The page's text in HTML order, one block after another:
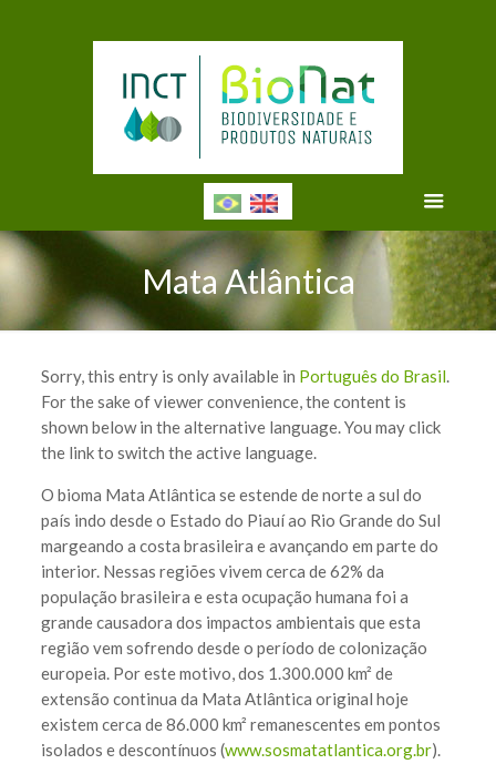
Mata Atlântica
Sorry, this entry is only available in Português do Brasil.
For the sake of viewer convenience, the content is
shown below in the alternative language. You may click
the link to switch the active language.
O bioma Mata Atlântica se estende de norte a sul do
país indo desde o Estado do Piauí ao Rio Grande do Sul
margeando a costa brasileira e avançando em parte do
interior. Nessas regiões vivem cerca de 62% da
população brasileira e esta ocupação humana foi a
grande causadora dos impactos ambientais que esta
região vem sofrendo desde o período de colonização
europeia. Por este motivo, dos 1.300.000 km² de
extensão continua da Mata Atlântica original hoje
existem cerca de 86.000 km² remanescentes em pontos
isolados e descontínuos (www.sosmatatlantica.org.br).